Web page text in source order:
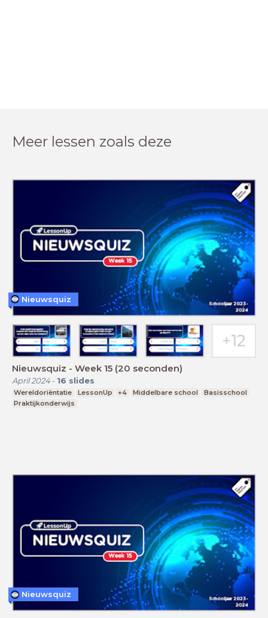
Meer lessen zoals deze
Nieuwsquiz - Week 15 (20 seconden)
April 2024- 16 slides
Wereldoriëntatie LessonUp +4 Middelbare school
Basisschool
Praktijkonderwijs
Nieuwsquiz
Nieuwsquiz